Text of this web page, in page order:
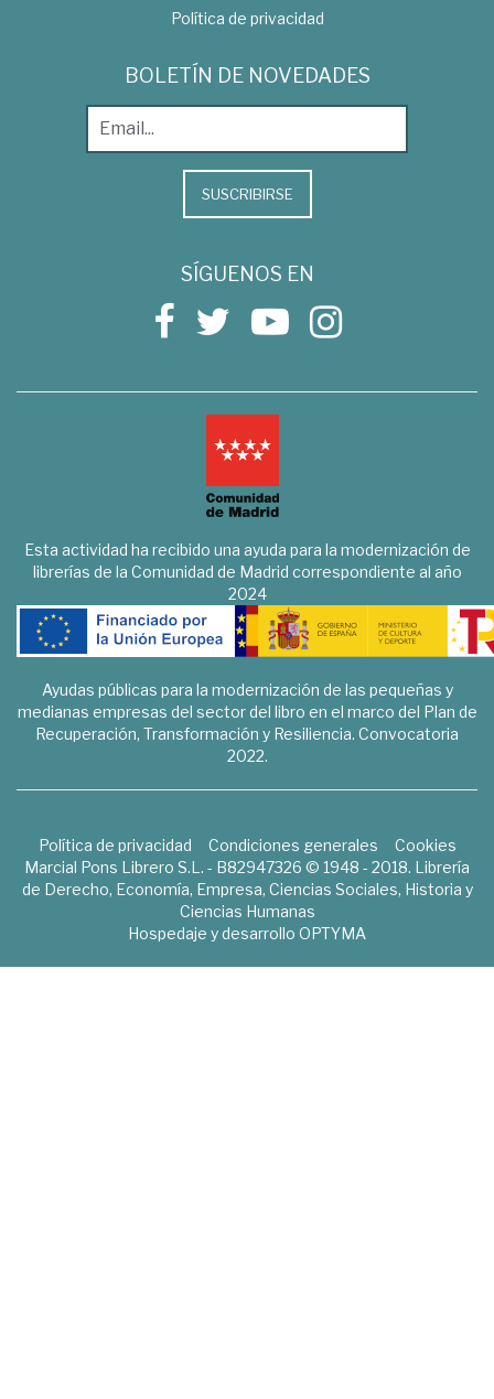
Política de privacidad
BOLETÍN DE NOVEDADES
SUSCRIBIRSE
SÍGUENOS EN
Esta actividad ha recibido una ayuda para la modernización de
librerías de la Comunidad de Madrid correspondiente al año
2024
Ayudas públicas para la modernización de las pequeñas y
medianas empresas del sector del libro en el marco del Plan de
Recuperación, Transformación y Resiliencia. Convocatoria
2022.
Política de privacidad Condiciones generales
Cookies
Marcial Pons Librero S.L. - B82947326 © 1948 - 2018. Librería
de Derecho, Economía, Empresa, Ciencias Sociales, Historia y
Ciencias Humanas
Hospedaje y desarrollo OPTYMA